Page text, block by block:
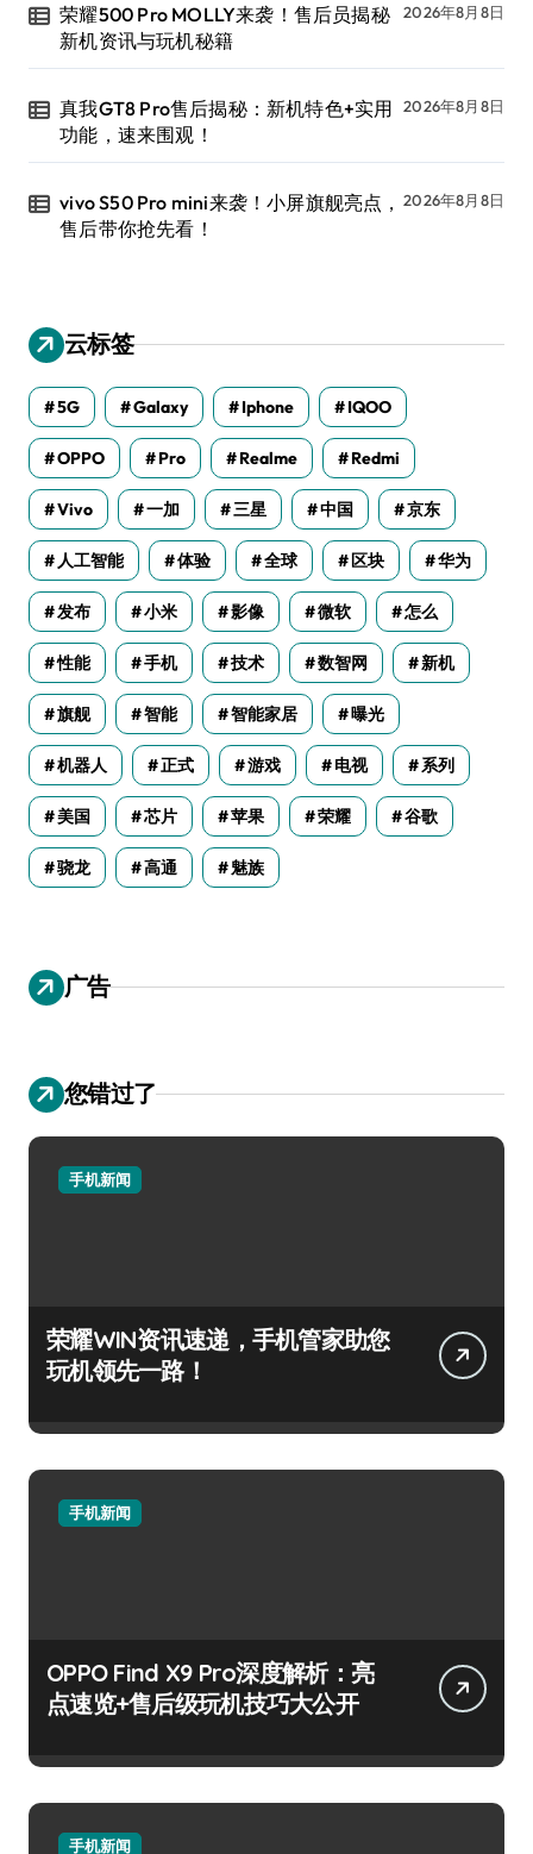
荣耀500 Pro MOLLY来袭！售后员揭秘
新机资讯与玩机秘籍
2026年8月8日
真我GT8 Pro售后揭秘：新机特色+实用
功能，速来围观！
2026年8月8日
vivo S50 Pro mini来袭！小屏旗舰亮点，
售后带你抢先看！
2026年8月8日
云标签
5G Galaxy Iphone IQOO
OPPO Pro Realme Redmi
Vivo 一加 三星 中国 京东
人工智能 体验 全球 区块 华为
发布 小米 影像 微软 怎么
性能 手机 技术 数智网 新机
旗舰 智能 智能家居 曝光
机器人 正式 游戏 电视 系列
美国 芯片 苹果 荣耀 谷歌
骁龙 高通 魅族
广告
您错过了
手机新闻
荣耀WIN资讯速递，手机管家助您
玩机领先一路！
手机新闻
OPPO Find X9 Pro深度解析：亮
点速览+售后级玩机技巧大公开
手机新闻